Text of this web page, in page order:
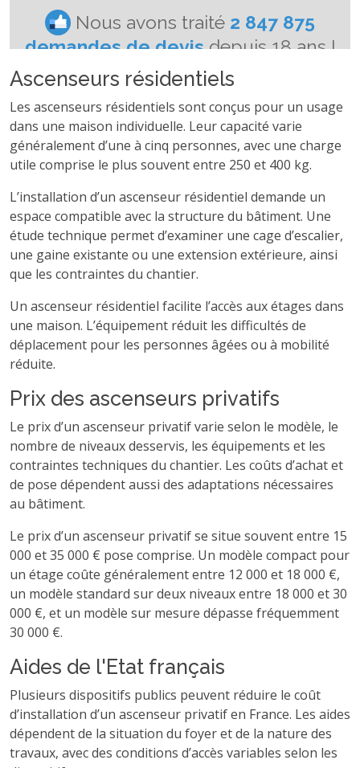
Ascenseurs résidentiels
Les ascenseurs résidentiels sont conçus pour un usage
dans une maison individuelle. Leur capacité varie
généralement d’une à cinq personnes, avec une charge
utile comprise le plus souvent entre 250 et 400 kg.
L’installation d’un ascenseur résidentiel demande un
espace compatible avec la structure du bâtiment. Une
étude technique permet d’examiner une cage d’escalier,
une gaine existante ou une extension extérieure, ainsi
que les contraintes du chantier.
Un ascenseur résidentiel facilite l’accès aux étages dans
une maison. L’équipement réduit les difficultés de
déplacement pour les personnes âgées ou à mobilité
réduite.
Prix des ascenseurs privatifs
Le prix d’un ascenseur privatif varie selon le modèle, le
nombre de niveaux desservis, les équipements et les
contraintes techniques du chantier. Les coûts d’achat et
de pose dépendent aussi des adaptations nécessaires
au bâtiment.
Le prix d’un ascenseur privatif se situe souvent entre 15
000 et 35 000 € pose comprise. Un modèle compact pour
un étage coûte généralement entre 12 000 et 18 000 €,
un modèle standard sur deux niveaux entre 18 000 et 30
000 €, et un modèle sur mesure dépasse fréquemment
30 000 €.
Aides de l'Etat français
Plusieurs dispositifs publics peuvent réduire le coût
d’installation d’un ascenseur privatif en France. Les aides
dépendent de la situation du foyer et de la nature des
travaux, avec des conditions d’accès variables selon les